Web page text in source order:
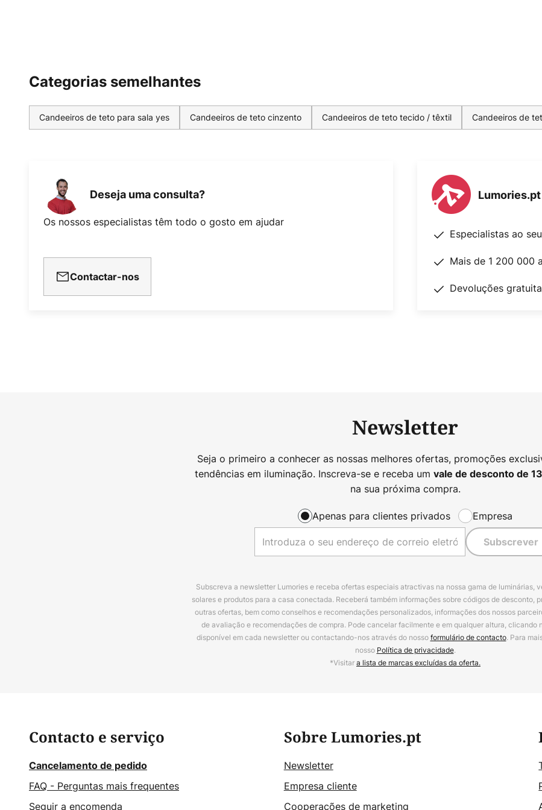
Categorias semelhantes
Candeeiros de teto para sala yes Candeeiros de teto cinzento Candeeiros de teto tecido / têxtil Candeeiros de
Deseja uma consulta?
Os nossos especialistas têm todo o gosto em ajudar
Contactar-nos
Lumories.pt
Especialistas ao
Mais de 1 200 000
Devoluções
Newsletter
Seja o primeiro a conhecer as nossas melhores ofertas, promoções
tendências em iluminação. Inscreva-se e receba um vale de desconto de 13
na sua próxima compra.
Apenas para clientes privados Empresa
Subscrever
Subscreva a newsletter Lumories e receba ofertas especiais atractivas na nossa gama de luminárias,
solares e produtos para a casa conectada. Receberá também informações sobre códigos de desconto,
outras ofertas, bem como conselhos e recomendações personalizados, informações dos nossos
de avaliação e recomendações de compra. Pode cancelar facilmente e em qualquer altura, clicando
disponível em cada newsletter ou contactando-nos através do nossoformulário de contacto. Para
nosso Política de privacidade.
*Visitara lista de marcas excluídas da oferta.
Contacto e serviço
Cancelamento de pedido
FAQ - Perguntas mais frequentes
Seguir a encomenda
Sobre Lumories.pt
Newsletter
Empresa cliente
Cooperações de marketing